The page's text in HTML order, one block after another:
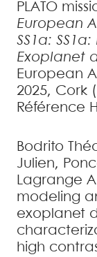
PLATO
European
SS1a:
Exoplanet
European
2025, Cork
Référence
Bodrito
Julien,
Lagrange
modeling
exoplanet
high